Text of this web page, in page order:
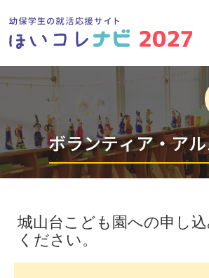
城山台こども園への申し
ください。